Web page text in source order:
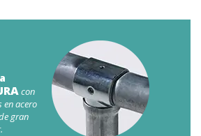
con
en acero
gran